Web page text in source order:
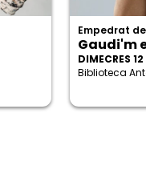
Empedrat
Gaudi'm
DIMECRES
Biblioteca